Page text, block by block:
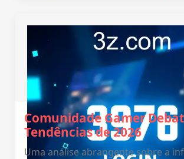
Comunidade Gamer
Tendências de 2026
Uma análise abrangente sobre a